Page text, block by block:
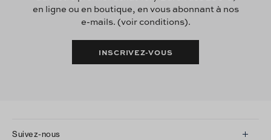
en ligne ou en boutique, en vous abonnant à nos
e-mails. (voir conditions).
INSCRIVEZ-VOUS
Suivez-nous